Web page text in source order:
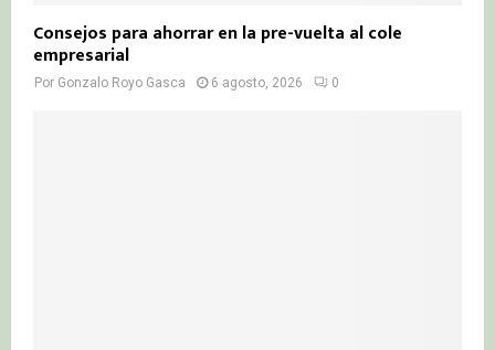
Consejos para ahorrar en la pre-vuelta al cole
empresarial
Por Gonzalo Royo Gasca 6 agosto, 2026 0